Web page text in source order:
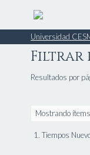
Filtrar
Universidad
Filtrar
Resultados por
Mostrando
1. Tiempos